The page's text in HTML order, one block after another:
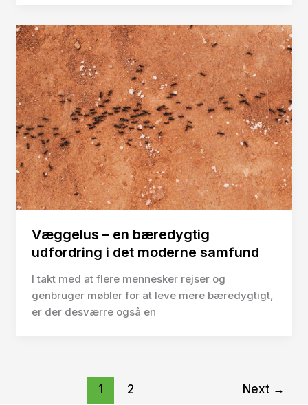
Væggelus – en bæredygtig
udfordring i det moderne samfund
I takt med at flere mennesker rejser og
genbruger møbler for at leve mere bæredygtigt,
er der desværre også en
1 2 Next →